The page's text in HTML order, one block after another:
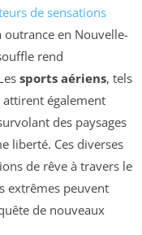
de sensations
outrance en Nouvelle-
rend
sports aériens, tels
attirent également
des paysages
liberté. Ces diverses
de rêve à travers le
extrêmes peuvent
de nouveaux